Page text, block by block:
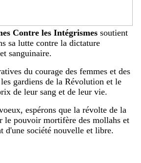
Contre les Intégrismes soutient
sa lutte contre la dictature
sanguinaire.
du courage des femmes et des
gardiens de la Révolution et le
de leur sang et de leur vie.
espérons que la révolte de la
le pouvoir mortifère des mollahs et
d'une société nouvelle et libre.